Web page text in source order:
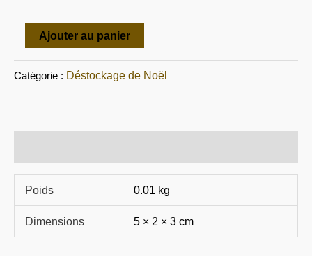
Ajouter au panier
Catégorie : Déstockage de Noël
Poids 0.01 kg
Dimensions 5 × 2 × 3 cm